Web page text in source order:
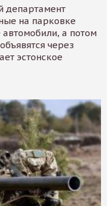
департамент
на парковке
а потом
через
эстонское